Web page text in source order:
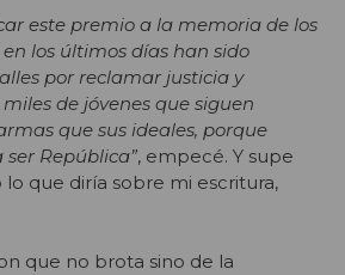
este premio a la memoria de los
los últimos días han sido
por reclamar justicia y
de jóvenes que siguen
que sus ideales, porque
República”, empecé. Y supe
que diría sobre mi escritura,
que no brota sino de la